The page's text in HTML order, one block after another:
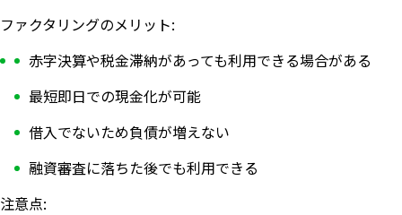
ファクタリングのメリット:
赤字決算や税金滞納があっても利用できる場合がある
最短即日での現金化が可能
借入でないため負債が増えない
融資審査に落ちた後でも利用できる
注意点: